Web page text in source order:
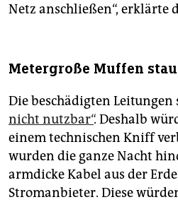
Netz anschließen“, erklärte
Metergroße Muffen
Die beschädigten Leitungen
nicht nutzbar“. Deshalb
einem technischen Kniff
wurden die ganze Nacht
armdicke Kabel aus der
Stromanbieter. Diese